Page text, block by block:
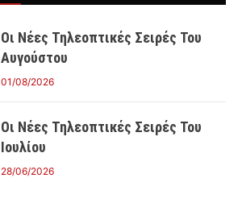
Οι Νέες Τηλεοπτικές Σειρές Του
Αυγούστου
01/08/2026
Οι Νέες Τηλεοπτικές Σειρές Του
Ιουλίου
28/06/2026